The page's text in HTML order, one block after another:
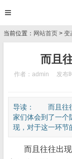
当前位置： 网站首页 > 变
而且
作者：admin 发布
导读： 而且往往
家们体会到了一个
现，对于这一环
而且往往出现